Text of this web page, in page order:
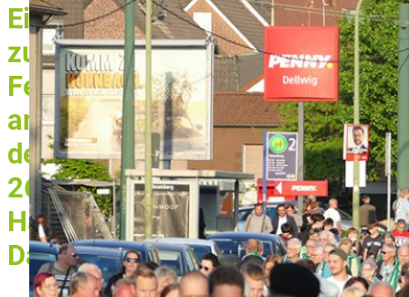
Einladung
zum
Festumzug
anlässlich
der
26.
Happy
Days